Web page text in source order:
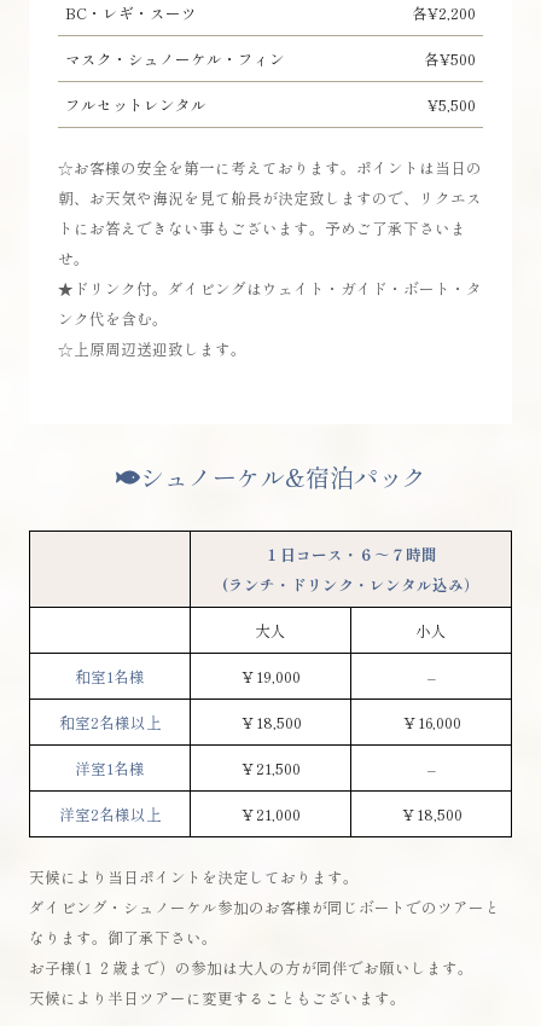
BC・レギ・スーツ
各¥2,200
マスク・シュノーケル・フィン
各¥500
フルセットレンタル
¥5,500
☆お客様の安全を第一に考えております。ポイントは当日の
朝、お天気や海況を見て船長が決定致しますので、リクエス
トにお答えできない事もございます。予めご了承下さいま
せ。
★ドリンク付。ダイビングはウェイト・ガイド・ボート・タ
ンク代を含む。
☆上原周辺送迎致します。
シュノーケル&宿泊パック
１日コース・６～７時間
(ランチ・ドリンク・レンタル込み）
大人
小人
和室1名様
￥19,000
–
和室2名様以上
￥18,500
￥16,000
洋室1名様
￥21,500
–
洋室2名様以上
￥21,000 ￥18,500
天候により当日ポイントを決定しております。
ダイビング・シュノーケル参加のお客様が同じボートでのツアーと
なります。御了承下さい。
お子様(１２歳まで）の参加は大人の方が同伴でお願いします。
天候により半日ツアーに変更することもございます。